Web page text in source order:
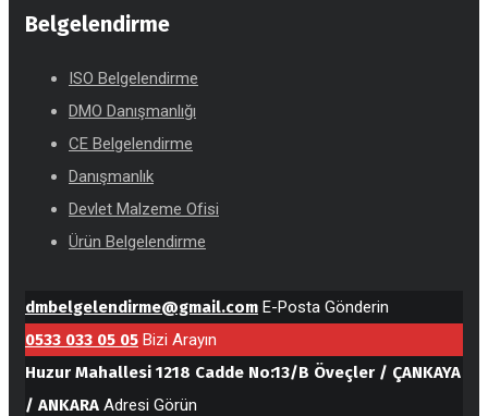
Belgelendirme
ISO Belgelendirme
DMO Danışmanlığı
CE Belgelendirme
Danışmanlık
Devlet Malzeme Ofisi
Ürün Belgelendirme
dmbelgelendirme@gmail.com E-Posta Gönderin
0533 033 05 05 Bizi Arayın
Huzur Mahallesi 1218 Cadde No:13/B Öveçler / ÇANKAYA
/ ANKARA Adresi Görün